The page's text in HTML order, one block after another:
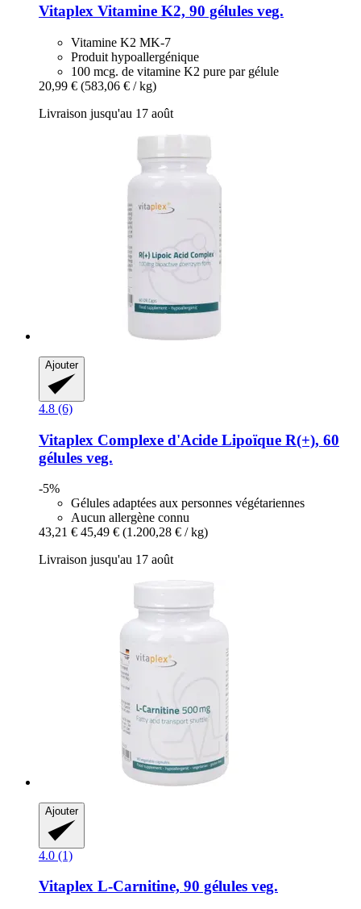
Vitaplex Vitamine K2, 90 gélules veg.
Vitamine K2 MK-7
Produit hypoallergénique
100 mcg. de vitamine K2 pure par gélule
20,99 € (583,06 € / kg)
Livraison jusqu'au 17 août
Ajouter
4.8 (6)
Vitaplex Complexe d'Acide Lipoïque R(+), 60
gélules veg.
-5%
Gélules adaptées aux personnes végétariennes
Aucun allergène connu
43,21 € 45,49 € (1.200,28 € / kg)
Livraison jusqu'au 17 août
Ajouter
4.0 (1)
Vitaplex L-​Carnitine, 90 gélules veg.